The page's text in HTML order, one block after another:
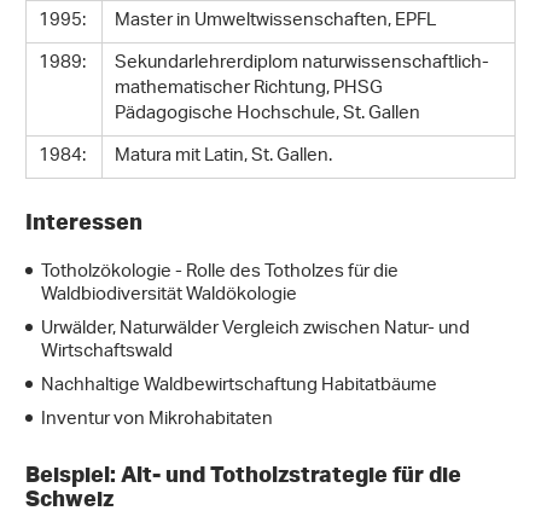
1995:
Master in Umweltwissenschaften, EPFL
1989:
Sekundarlehrerdiplom naturwissenschaftlich-
mathematischer Richtung, PHSG
Pädagogische Hochschule, St. Gallen
1984:
Matura mit Latin, St. Gallen.
Interessen
Totholzökologie - Rolle des Totholzes für die
Waldbiodiversität Waldökologie
Urwälder, Naturwälder Vergleich zwischen Natur- und
Wirtschaftswald
Nachhaltige Waldbewirtschaftung Habitatbäume
Inventur von Mikrohabitaten
Beispiel: Alt- und Totholzstrategie für die
Schweiz